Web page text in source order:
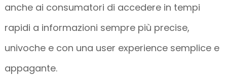
anche ai consumatori di accedere in tempi
rapidi a informazioni sempre più precise,
univoche e con una user experience semplice e
appagante.